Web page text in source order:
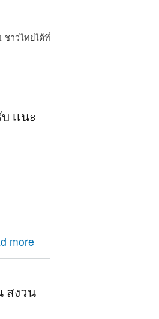
ชาวไทยได้ที่
เเนะ
more
นำหน่อย
สงวน